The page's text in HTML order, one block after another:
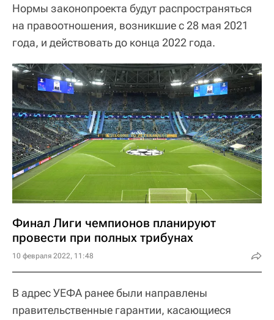
Нормы законопроекта будут распространяться
на правоотношения, возникшие с 28 мая 2021
года, и действовать до конца 2022 года.
Финал Лиги чемпионов планируют
провести при полных трибунах
10 февраля 2022, 11:48
В адрес УЕФА ранее были направлены
правительственные гарантии, касающиеся